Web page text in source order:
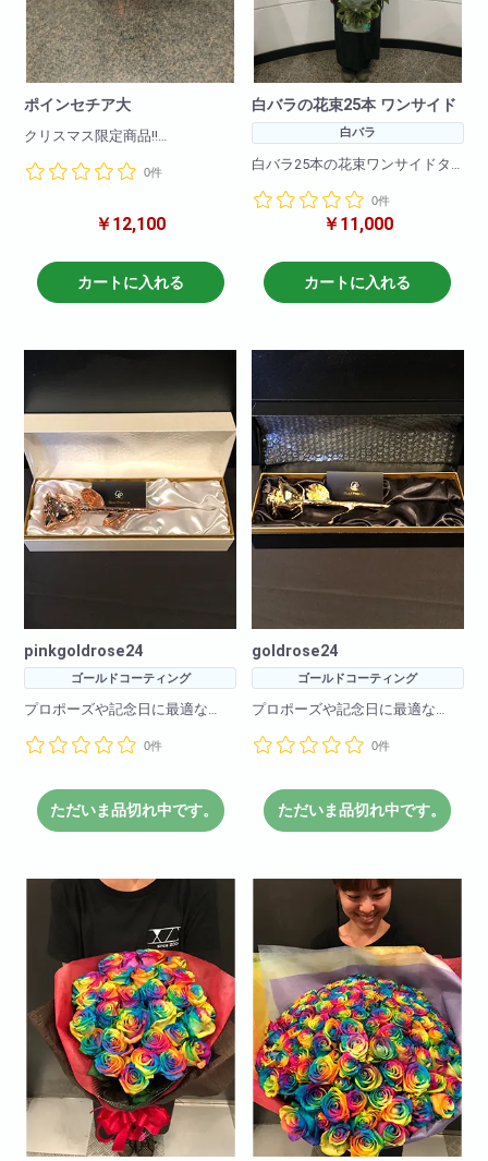
ポインセチア大
クリスマス限定商品!!
動する場合がございます。
※限定商品となりますので要ご予
0件
￥12,100
カートに入れる
白バラの花束25本 ワンサイド
白バラ
白バラ25本の花束ワンサイドタ
日、イベントにあわせてお届け
0件
￥11,000
カートに入れる
pinkgoldrose24
ゴールドコーティング
プロポーズや記念日に最適な
本物のバラを24金でコーティン
いつまでも枯れないお花で一生
もののプレゼントになります!
0件
ただいま品切れ中です。
goldrose24
ゴールドコーティング
プロポーズや記念日に最適な
本物のバラを24金でコーティン
いつまでも枯れないお花で一生
もののプレゼントになります!
0件
ただいま品切れ中です。